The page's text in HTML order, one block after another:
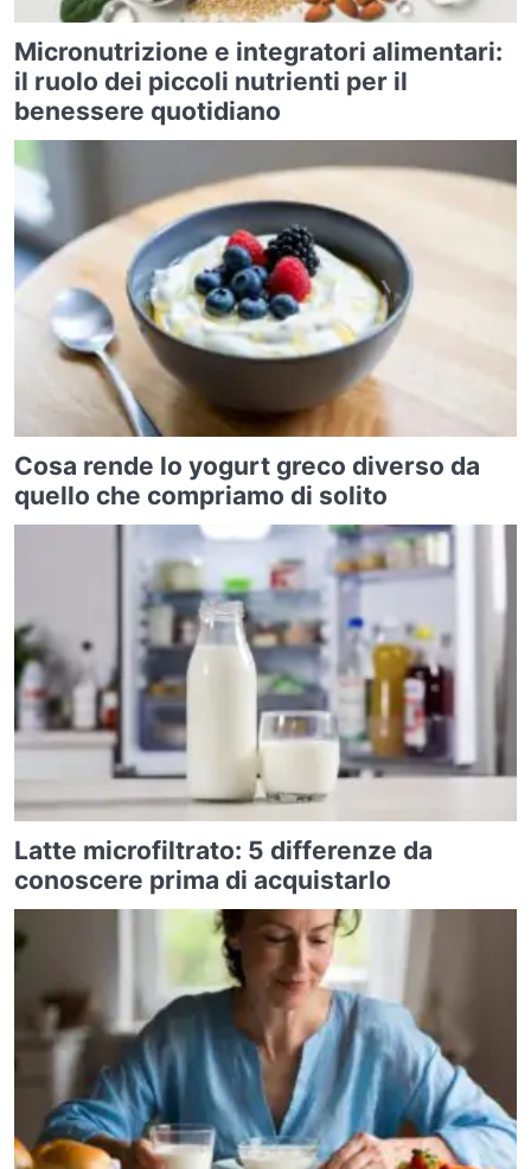
Micronutrizione e integratori alimentari:
il ruolo dei piccoli nutrienti per il
benessere quotidiano
Cosa rende lo yogurt greco diverso da
quello che compriamo di solito
Latte microfiltrato: 5 differenze da
conoscere prima di acquistarlo